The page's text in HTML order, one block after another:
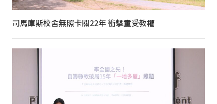
司馬庫斯校舍無照卡關22年 衝擊童受教權